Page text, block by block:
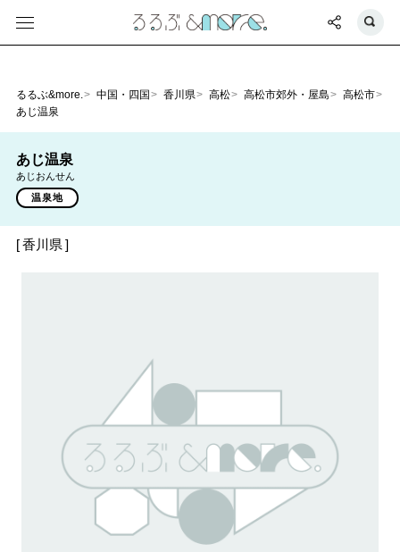
るるぶ&more. 中国・四国 香川県 高松 高松市郊外・屋島
高松市
あじ温泉
あじ温泉
あじおんせん
温泉地
香川県